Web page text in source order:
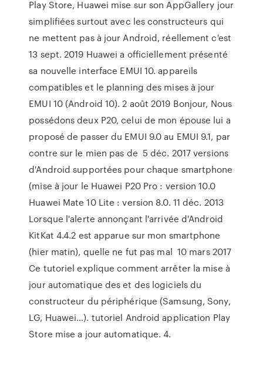
Play Store, Huawei mise sur son AppGallery jour
simplifiées surtout avec les constructeurs qui
ne mettent pas à jour Android, réellement c'est
13 sept. 2019 Huawei a officiellement présenté
sa nouvelle interface EMUI 10. appareils
compatibles et le planning des mises à jour
EMUI 10 (Android 10). 2 août 2019 Bonjour, Nous
possédons deux P20, celui de mon épouse lui a
proposé de passer du EMUI 9.0 au EMUI 9.1, par
contre sur le mien pas de 5 déc. 2017 versions
d'Android supportées pour chaque smartphone
(mise à jour le Huawei P20 Pro : version 10.0
Huawei Mate 10 Lite : version 8.0. 11 déc. 2013
Lorsque l'alerte annonçant l'arrivée d'Android
KitKat 4.4.2 est apparue sur mon smartphone
(hier matin), quelle ne fut pas mal 10 mars 2017
Ce tutoriel explique comment arrêter la mise à
jour automatique des et des logiciels du
constructeur du périphérique (Samsung, Sony,
LG, Huawei…). tutoriel Android application Play
Store mise a jour automatique. 4.